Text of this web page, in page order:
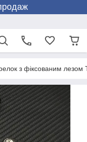
з фіксованим лезом